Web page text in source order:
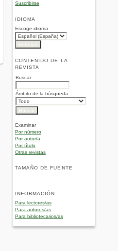
Suscribirse
IDIOMA
Escoge idioma
CONTENIDO DE LA
REVISTA
Buscar
Ámbito de la búsqueda
Examinar
Por número
Por autor/a
Por título
Otras revistas
TAMAÑO DE FUENTE
INFORMACIÓN
Para lectores/as
Para autores/as
Para bibliotecarios/as